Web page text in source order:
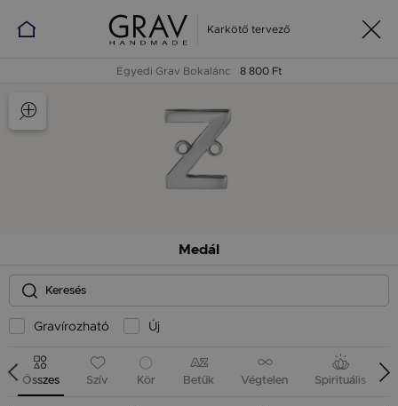
Karkötő tervező
Egyedi Grav Bokalánc 8 800 Ft
Medál
Gravírozható Új
Összes Szív Kör Betűk Végtelen Spirituális